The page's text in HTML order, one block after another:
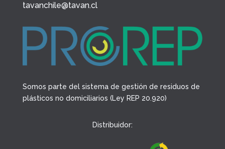
tavanchile@tavan.cl
Somos parte del sistema de gestión de residuos de
plásticos no domiciliarios (Ley REP 20.920)
Distribuidor: